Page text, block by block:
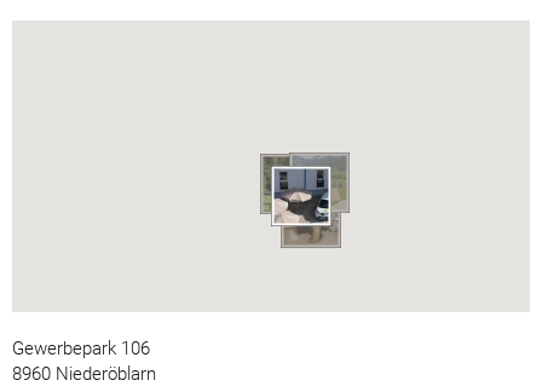
Gewerbepark 106
8960 Niederöblarn